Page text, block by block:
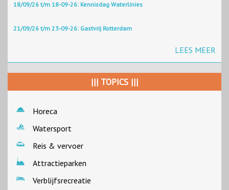
18/09/26 t/m 18-09-26: Kennisdag Waterlinies
21/09/26 t/m 23-09-26: Gastvrij Rotterdam
LEES MEER
||| TOPICS |||
Horeca
Watersport
Reis & vervoer
Attractieparken
Verblijfsrecreatie